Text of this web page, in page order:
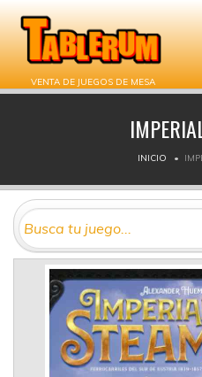
VENTA DE JUEGOS DE MESA
INICIO